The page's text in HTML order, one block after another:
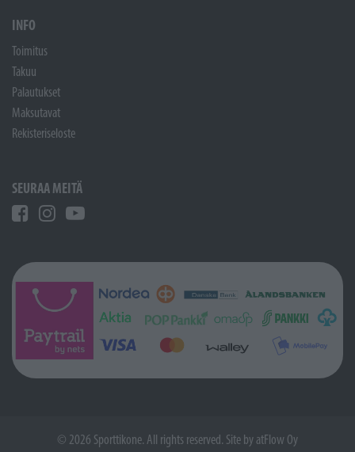
INFO
Toimitus
Takuu
Palautukset
Maksutavat
Rekisteriseloste
SEURAA MEITÄ
© 2026 Sporttikone. All rights reserved. Site by atFlow Oy